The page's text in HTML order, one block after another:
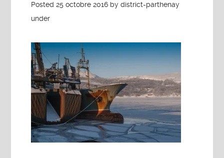
Posted 25 octobre 2016 bydistrict-parthenay
under